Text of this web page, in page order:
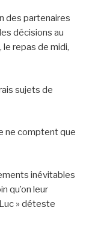
des partenaires
décisions au
repas de midi,
sujets de
ne comptent que
inévitables
qu’on leur
» déteste